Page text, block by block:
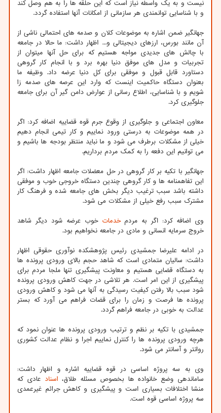
نیست و به یک واسطه نیاز است که این حلقه ها را به هم وصل کند
و با شناسایی توانمندی هر سازمانی از امکانات آنها استفاده گردد.
جهانگیر ضمن اشاره به موضوعات کلان و صدمه های احتمالی ناشی از
آن مانند بورس، ارزهای دیجیتالی و... اظهار داشت: ما حالا در جامعه
با چالش های جدیدی مواجه هستیم که برای حل آنها میتوان از
تجربیات و مدل های موفق دنیا بهره برد و با انجام کار گروهی
دستاورد قابل قبول و موفقی برای کل دنیا عرضه داد. وظیفه ما
بعنوان دستگاه حاکمیت اینست که وارد این عرصه های صدمه زا
شویم و با شناسایی، اطلاع رسانی از عوارض دامن گیر آن برای جامعه
جلوگیری کرد.
معاون اجتماعی و جلوگیری از وقوع جرم قوه قضاییه اضافه کرد: اگر
در همه موضوعات به درستی ورود نماییم و کار تیمی انجام دهیم
خیلی از مشکلات برطرف می شود و ما نباید منتظر بودجه ها باشیم و
می توانیم این دفعه را به کمک مردم برداریم.
جهانگیر با تکیه بر کار گروهی در حل معضلات جامعه اظهار داشت: اگر
این تفاهمنامه ها و کار گروهی چندین دستگاه خروجی خوب و موفقی
داشته باشد سبب ترغیب دیگر بخش های جامعه شده و فرهنگ کار
مشترک سبب رفع خیلی از مشکلات می شود.
وی اضافه کرد: اگر به مردمخدمات خوب عرضه شود دیگر شاهد
خروج سرمایه انسانی و مادی در جامعه نخواهیم بود.
در ادامه علیرضا جمشیدی رئیس پژوهشکده نوآوری حقوقی اظهار
داشت: سالیان متمادی است که شاهد حجم بالای ورودی پرونده ها
به دستگاه قضایی هستیم و معاونت پیشگیری تنها ملجا مردم برای
پیشگیری از این امر است. هر تلاشی در جهت کاهش ورودی پرونده
شود سبب بالا رفتن کیفیت رسیدگی به آنها می شود و کاهش ورودی
پرونده ها فرصت و زمان را برای قضات فراهم می آورد که بستر
عدالت به خوبی در جامعه فراهم گردد.
جمشیدی با تکیه بر نظم و ترتیب ورودی پرونده ها عنوان نمود که
هرچه ورودی پرونده ها را کنترل نماییم اجرا و نظام عدالت کشوری
روانتر و آسانتر می شود.
وی به سه پروژه اساسی در قوه قضاییه اشاره و اظهار داشت:
ساماندهی وضع خانواده ها بخصوص مسئله طلاق، اسناد عادی که
منشا اختلافات بسیاری است و پیشگیری و کاهش جرائم غیرعمدی
سه پروژه اساسی قوه است.